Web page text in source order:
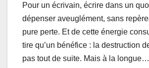
Pour un écrivain, écrire dans un
dépenser aveuglément, sans
pure perte. Et de cette énergie
tire qu’un bénéfice : la destruction
pas tout de suite. Mais à la longue…